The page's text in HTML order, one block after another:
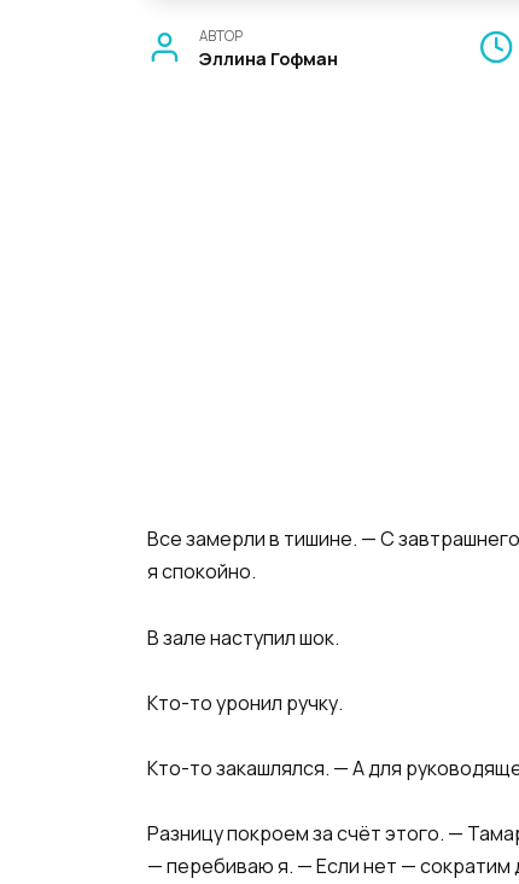
АВТОР
Эллина Гофман
Все замерли в тишине. — С
я спокойно.
В зале наступил шок.
Кто-то уронил ручку.
Кто-то закашлялся. — А для
Разницу покроем за счёт этого. —
— перебиваю я. — Если нет — сократим